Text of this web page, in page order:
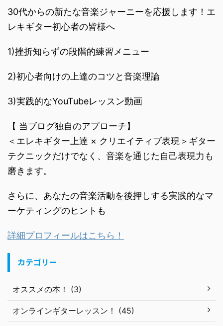
30代からの新たな音楽ジャーニーを応援します！エ
レキギター初心者の皆様へ
1)挫折知らずの段階的練習メニュー
2)初心者向けの上達のコツと音楽理論
3)実践的なYouTubeレッスン動画
【 当ブログ独自のアプローチ】
＜エレキギター上達 × クリエイティブ表現＞ギター
テクニックだけでなく、音楽を通じた自己表現力も
磨きます。
さらに、あなたの音楽活動を後押しする実践的なマ
ーケティングのヒントも
詳細プロフィールはこちら！
カテゴリー
オススメの本！ (3)
オンラインギターレッスン！ (45)